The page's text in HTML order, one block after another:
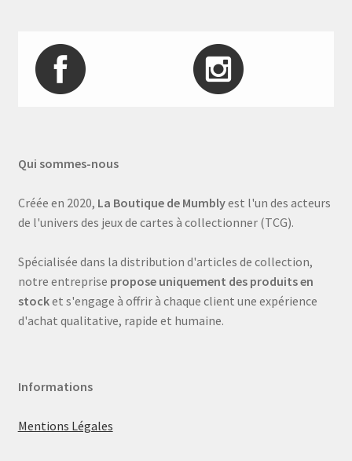
Qui sommes-nous
Créée en 2020, La Boutique de Mumblyest l'un des acteurs
de l'univers des jeux de cartes à collectionner (TCG).
Spécialisée dans la distribution d'articles de collection,
notre entreprise propose uniquement des produits en
stocket s'engage à offrir à chaque client une expérience
d'achat qualitative, rapide et humaine.
Informations
Mentions Légales